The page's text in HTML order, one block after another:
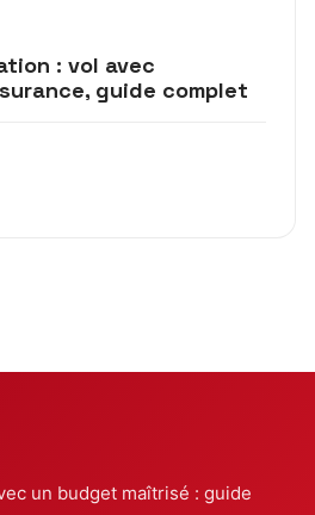
: vol avec
guide complet
un budget maîtrisé : guide